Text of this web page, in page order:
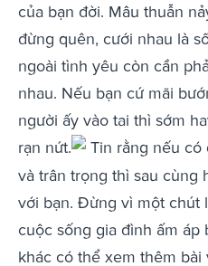
của bạn đời. Mâu thuẫn
đừng quên, cưới nhau là
ngoài tình yêu còn cần
nhau. Nếu bạn cứ mãi
người ấy vào tai thì sớm
rạn nứt.
Tin rằng nếu có
và trân trọng thì sau cùng
với bạn. Đừng vì một chút
cuộc sống gia đình ấm áp
khác có thể xem thêm bài